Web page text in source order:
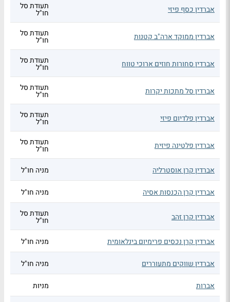
אברדין כסף פיזי תעודת סל
חו"ל
אברדין ממוקד ארה"ב קטנות תעודת סל
חו"ל
אברדין סחורות חוזים ארוכי טווח תעודת סל
חו"ל
אברדין סל מתכות יקרות תעודת סל
חו"ל
אברדין פלדיום פיזי תעודת סל
חו"ל
אברדין פלטינה פיזית תעודת סל
חו"ל
אברדין קרן אוסטרליה
מניה חו"ל
אברדין קרן הכנסות אסיה מניה חו"ל
אברדין קרן זהב תעודת סל
חו"ל
אברדין קרן נכסים פרימיום בינלאומית
מניה חו"ל
אברדין שווקים מתעוררים מניה חו"ל
אברות מניות